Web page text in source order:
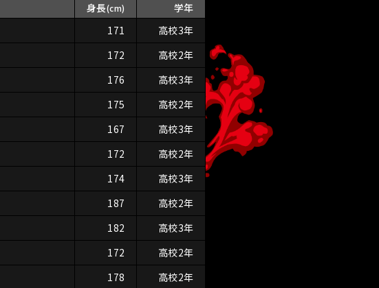
身長(cm)
学年
171
高校3年
172
高校2年
176
高校3年
175
高校2年
167
高校3年
172
高校2年
174
高校3年
187
高校2年
182
高校3年
172
高校2年
178
高校2年